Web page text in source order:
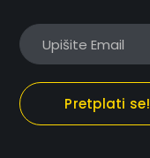
Pretplati se!